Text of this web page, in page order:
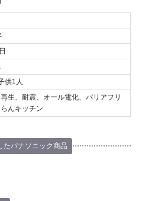
供1人
生、耐震、オール電化、バリアフリ
んキッチン
たパナソニック商品